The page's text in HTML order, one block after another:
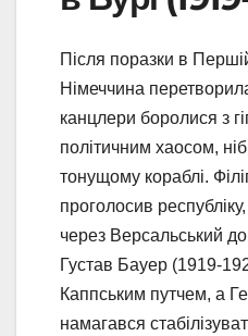
Після поразки в Першій
Німеччина
канцлери боролися з
політичним хаосом,
тонущому кораблі.
проголосив
через Версальський
Густав Бауер (1919-
Каппським путчем, а
намагався